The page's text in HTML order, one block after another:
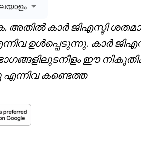
അതിൽ കാർ ജിഎസ്ടി
ഉൾപ്പെടുന്നു. കാർ
ഈ
കണ്ടെത്ത